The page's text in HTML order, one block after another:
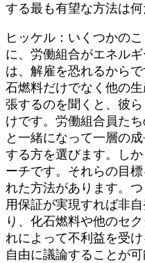
する最も有望な方法は
ヒッケル：いくつかの
に、労働組合がエネル
は、解雇を恐れるから
石燃料だけでなく他の
張するのを聞くと、彼
けです。労働組合員た
と一緒になって一層の
する方を選びます。し
ーチです。それらの目
れた方法があります。
用保証が実現すれば非
り、化石燃料や他のセ
れによって不利益を受
自由に議論することが